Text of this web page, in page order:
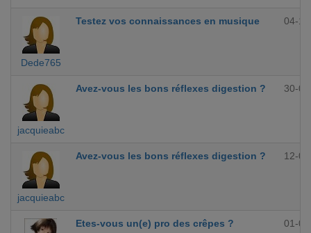
Dede765
Testez vos connaissances en musique 04-
jacquieabc
Avez-vous les bons réflexes digestion ? 30-
jacquieabc
Avez-vous les bons réflexes digestion ? 12-
Etes-vous un(e) pro des crêpes ? 01-